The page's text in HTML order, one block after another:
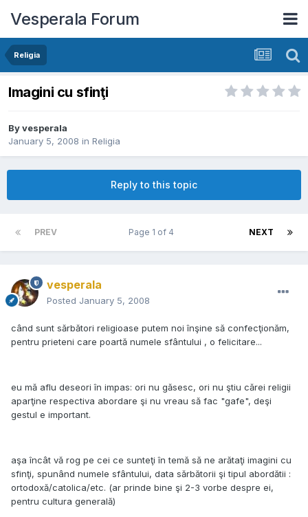
Vesperala Forum
Religia
Imagini cu sfinţi
Byvesperala
January 5, 2008 in Religia
Reply to this topic
PREV NEXT
Page 1 of 4
vesperala
Posted January 5, 2008
când sunt sărbători religioase putem noi înşine să confecţionăm,
pentru prieteni care poartă numele sfântului , o felicitare...
eu mă aflu deseori în impas: ori nu găsesc, ori nu ştiu cărei religii
aparţine respectiva abordare şi nu vreau să fac "gafe", deşi
gestul e important.
aşa încât vă rog pe cei ce sunteţi în temă să ne arătaţi imagini cu
sfinţi, spunând numele sfântului, data sărbătorii şi tipul abordătii :
ortodoxă/catolica/etc. (ar prinde bine şi 2-3 vorbe despre ei,
pentru cultura generală)